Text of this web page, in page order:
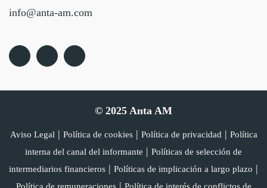
info@anta-am.com
© 2025 Anta AM
Aviso Legal| Política de cookies| Política de privacidad | Política
interna del canal del informante | Políticas de selección de
intermediarios financieros | Políticas de implicación a largo plazo |
|